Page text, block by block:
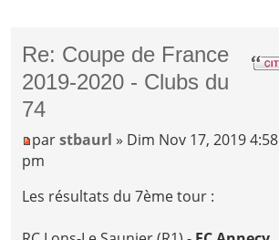
Re: Coupe de France
2019-2020 - Clubs du
74
parstbaurl » Dim Nov 17, 2019 4:58
pm
Les résultats du 7ème tour :